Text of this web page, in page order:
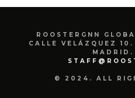
ROOSTERGNN
CALLE VELÁZQUEZ
© 2024. ALL